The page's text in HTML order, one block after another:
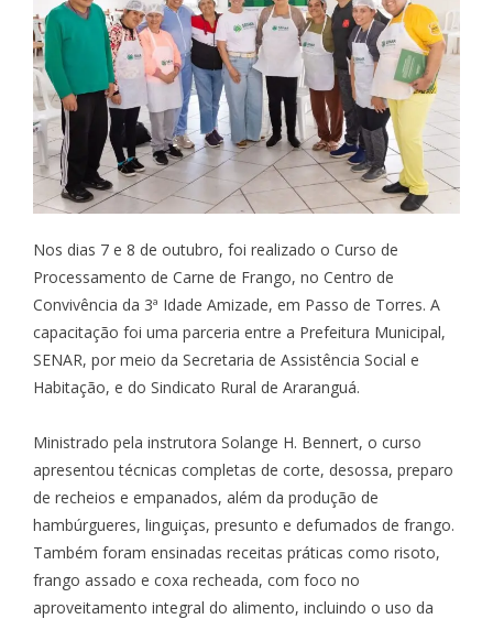
Nos dias 7 e 8 de outubro, foi realizado o Curso de
Processamento de Carne de Frango, no Centro de
Convivência da 3ª Idade Amizade, em Passo de Torres. A
capacitação foi uma parceria entre a Prefeitura Municipal,
SENAR, por meio da Secretaria de Assistência Social e
Habitação, e do Sindicato Rural de Araranguá.
Ministrado pela instrutora Solange H. Bennert, o curso
apresentou técnicas completas de corte, desossa, preparo
de recheios e empanados, além da produção de
hambúrgueres, linguiças, presunto e defumados de frango.
Também foram ensinadas receitas práticas como risoto,
frango assado e coxa recheada, com foco no
aproveitamento integral do alimento, incluindo o uso da